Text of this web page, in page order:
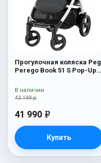
Прогулочная коляска Peg
Perego Book 51 S Pop-Up
White/Black) Bloom Scuba
43 199 р
41 990 e
Купить
В наличии